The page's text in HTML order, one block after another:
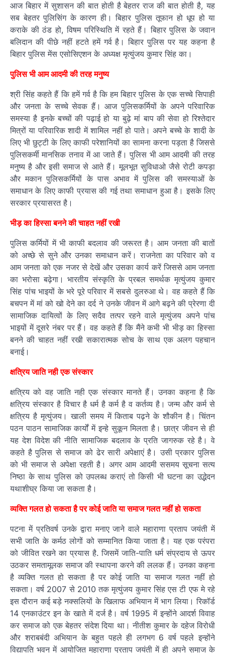
आज बिहार में सुशासन की बात होती है बेहतर राज की बात होती है, यह
सब बेहतर पुलिसिंग के कारण ही। बिहार पुलिस तूफान हो धूप हो या
कराके की ठंड हो, विषम परिस्थिति में रहते हैं। बिहार पुलिस के जवान
बलिदान की पीछे नहीं हटते हमें गर्व है। बिहार पुलिस पर यह कहना है
बिहार पुलिस मेंस एसोसिएशन के अध्यक्ष मृत्युंजय कुमार सिंह का।
पुलिस भी आम आदमी की तरह मनुष्य
श्री सिंह कहते हैं कि हमें गर्व है कि हम बिहार पुलिस के एक सच्चे सिपाही
और जनता के सच्चे सेवक हैं। आज पुलिसकर्मियों के अपने परिवारिक
समस्या है इनके बच्चों की पढ़ाई हो या बुढ़े मां बाप की सेवा हो रिश्तेदार
मित्रों या परिवारिक शादी में शामिल नहीं हो पाते। अपने बच्चे के शादी के
लिए भी छुट्टी के लिए काफी परेशानियों का सामना करना पड़ता है जिससे
पुलिसकर्मी मानसिक तनाव में आ जाते हैं। पुलिस भी आम आदमी की तरह
मनुष्य है और इसी समाज से आते हैं। मूलभूत सुविधाओ जैसे रोटी कपड़ा
और मकान पुलिसकर्मियों के पास अभाव में पुलिस की समस्याओं के
समाधान के लिए काफी प्रयास की गई तथा समाधान हुआ है। इसके लिए
सरकार प्रयासरत है।
भीड़ का हिस्सा बनने की चाहत नहीं रखी
पुलिस कर्मियों में भी काफी बदलाव की जरूरत है। आम जनता की बातों
को अच्छे से सुने और उनका समाधान करें। राजनेता का परिवार को व
आम जनता को एक नजर से देखें और उसका कार्य करें जिससे आम जनता
का भरोसा बढ़ेगा। भारतीय संस्कृति के प्रबल समर्थक मृत्युंजय कुमार
सिंह पांच भाइयों के भरे पूरे परिवार में सबसे दुलरुआ थे। वह कहते हैं कि
बचपन में मां को खो देने का दर्द ने उनके जीवन में आगे बढ़ने की प्रेरणा दी
सामाजिक दायित्वों के लिए सदैव तत्पर रहने वाले मृत्युंजय अपने पांच
भाइयों में दूसरे नंबर पर हैं। वह कहते हैं कि मैंने कभी भी भीड़ का हिस्सा
बनने की चाहत नहीं रखी सकारात्मक सोच के साथ एक अलग पहचान
बनाई।
क्षत्रिय जाति नही एक संस्कार
क्षत्रिय को वह जाति नही एक संस्कार मानते हैं। उनका कहना है कि
क्षत्रिय संस्कार है विचार है धर्म है कर्म है व कर्तव्य है। जन्म और कर्म से
क्षत्रिय है मृत्युंजय। खाली समय में किताब पढ़ने के शौकीन है। चिंतन
पठन पाठन सामाजिक कार्यों में इन्हे सुकून मिलता है। छात्र जीवन से ही
यह देश विदेश की नीति सामाजिक बदलाव के प्रति जागरुक रहे है। वे
कहते है पुलिस से समाज को ढेर सारी अपेक्षाएं है। उसी प्रकार पुलिस
को भी समाज से अपेक्षा रहती है। अगर आम आदमी ससमय सूचना सत्य
निष्ठा के साथ पुलिस को उपलब्ध कराएं तो किसी भी घटना का उद्भेदन
यथाशीघ्र किया जा सकता है।
व्यक्ति गलत हो सकता है पर कोई जाति या समाज गलत नहीं हो सकता
पटना में प्रतिवर्ष उनके द्वारा मनाए जाने वाले महाराणा प्रताप जयंती में
सभी जाति के कर्मठ लोगों को सम्मानित किया जाता है। यह एक परंपरा
को जीवित रखने का प्रयास है. जिसमें जाति-पाति धर्म संप्रदाय से ऊपर
उठकर समतामूलक समाज की स्थापना करने की ललक हैं। उनका कहना
है व्यक्ति गलत हो सकता है पर कोई जाति या समाज गलत नहीं हो
सकता। वर्ष 2007 से 2010 तक मृत्युंजय कुमार सिंह एस टी एफ मे रहे
इस दौरान कई बड़े नक्सलियों के खिलाफ अभियान में भाग लिया। रिकॉर्ड
14 एनकाउंटर इन के खाते में दर्ज है। वर्ष 1995 में इन्होंने आदर्श विवाह
कर समाज को एक बेहतर संदेश दिया था। नीतीश कुमार के दहेज विरोधी
और शराबबंदी अभियान के बहुत पहले ही लगभग 6 वर्ष पहले इन्होंने
विद्यापति भवन में आयोजित महाराणा प्रताप जयंती में ही अपने समाज के